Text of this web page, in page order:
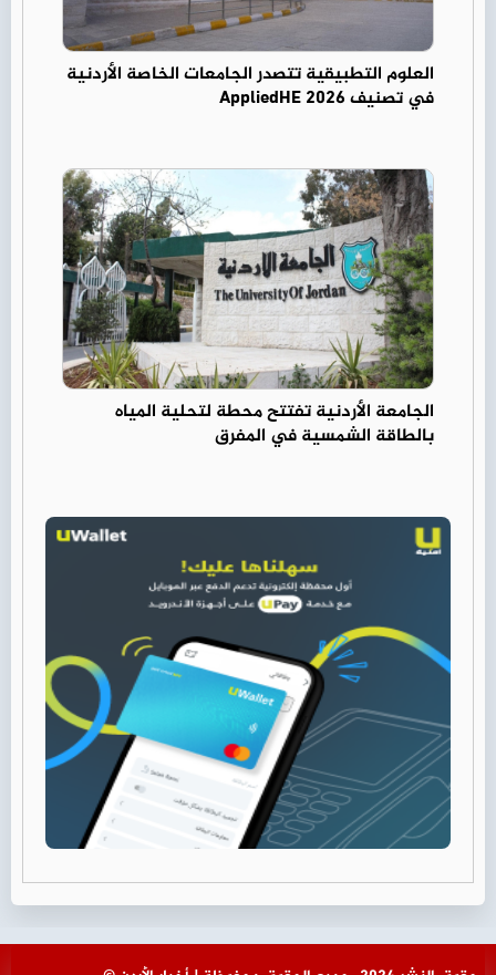
العلوم التطبيقية تتصدر الجامعات الخاصة الأردنية
في تصنيف AppliedHE 2026
الجامعة الأردنية تفتتح محطة لتحلية المياه
بالطاقة الشمسية في المفرق